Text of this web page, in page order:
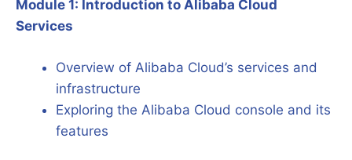
Module 1: Introduction to Alibaba Cloud
Services
Overview of Alibaba Cloud’s services and
infrastructure
Exploring the Alibaba Cloud console and its
features